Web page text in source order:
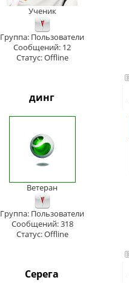
Ученик
Группа: Пользователи
Сообщений: 12
Статус:Offline
динг
Ветеран
Группа: Пользователи
Сообщений:318
Статус:Offline
Серега